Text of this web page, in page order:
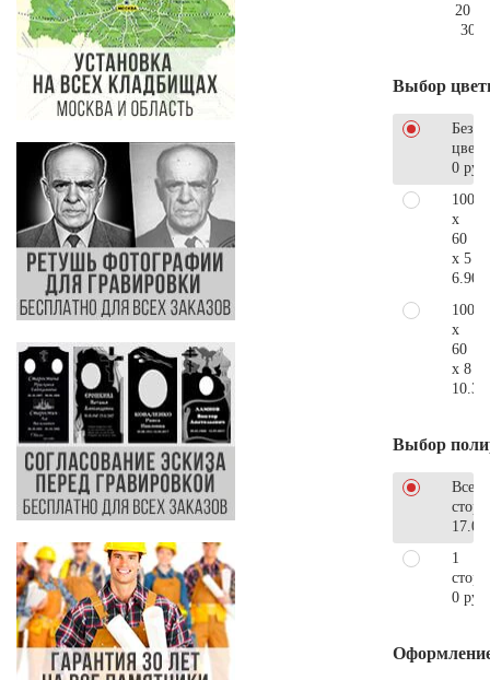
20
Выбор
Без
0 руб.
100
x
60
x 5
100
x
60
x 8
Выбор
Все
1
0 руб.